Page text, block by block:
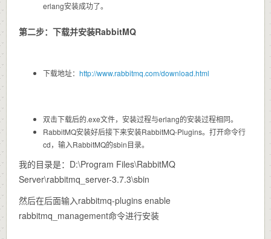
erlang安装成功了。
第二步：下载并安装RabbitMQ
下载地址： http://www.rabbitmq.com/download.html
双击下载后的.exe文件，安装过程与erlang的安装过程相同。
RabbitMQ安装好后接下来安装RabbitMQ-Plugins。打开命令行
cd，输入RabbitMQ的sbin目录。
我的目录是：D:\Program Files\RabbitMQ
Server\rabbitmq_server-3.7.3\sbin
然后在后面输入rabbitmq-plugins enable
rabbitmq_management命令进行安装